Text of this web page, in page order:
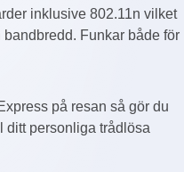
inklusive 802.11n vilket
Funkar både för
på resan så gör du
ditt personliga trådlösa